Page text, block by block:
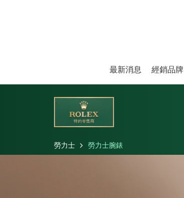
最新消息 經銷品牌
勞力士 勞力士腕錶